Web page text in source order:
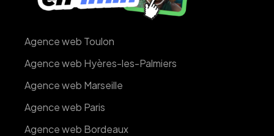
Agence web Toulon
Agence web Hyères-les-Palmiers
Agence web Marseille
Agence web Paris
Agence web Bordeaux